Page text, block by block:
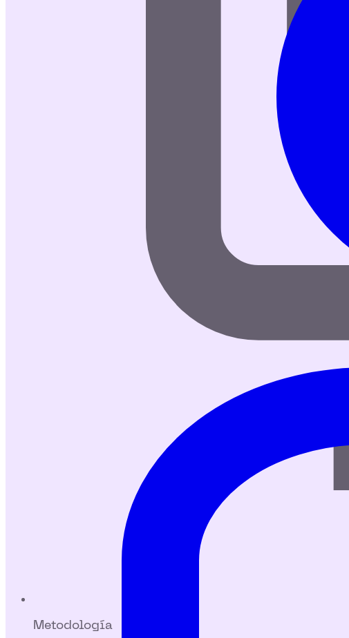
Metodología